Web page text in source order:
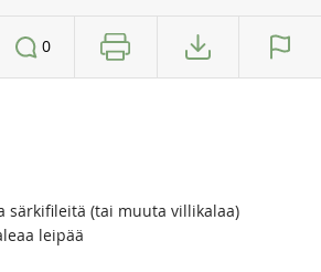
0
särkifileitä (tai muuta villikalaa)
leipää